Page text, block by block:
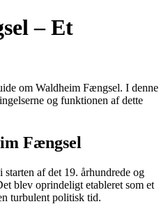
– Et
om Waldheim Fængsel. I denne
og funktionen af dette
Fængsel
af det 19. århundrede og
blev oprindeligt etableret som et
turbulent politisk tid.